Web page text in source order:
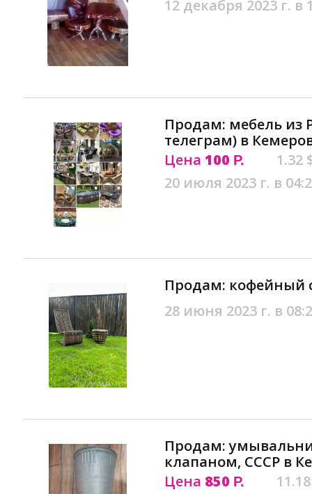
12 декабря 2023 г. в
Продам: мебель из
телеграм) в
Цена 100 Р.
1.32
20 июля 2023 г. в
Продам: кофейный
28 июня 2023 г. в
Продам:
клапаном, СССР в
Цена 850 Р.